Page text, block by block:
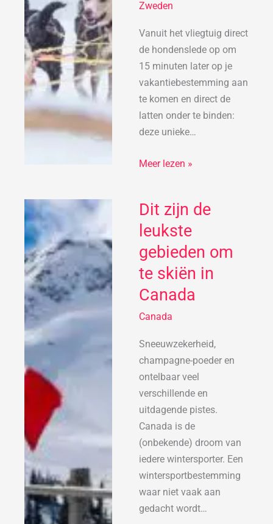
Zweden
Vanuit het vliegtuig direct
de hondenslede op om
15 minuten later op je
vakantiebestemming aan
te komen en direct de
latten onder te binden:
deze unieke…
is
waarom!
Meer lezen »
Dit zijn de
leukste
gebieden om
te skiën in
Canada
Canada
Sneeuwzekerheid,
champagne-poeder en
ontelbaar veel
verschillende en
uitdagende pistes.
Canada is de
(onbekende) droom van
iedere wintersporter. Een
wintersportbestemming
waar niet vaak aan
gedacht wordt…
Dit
zijn
de
leukste
gebieden
om
skiën
in
Canada